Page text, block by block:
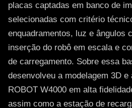
placas captadas em banco de
selecionadas com critério
enquadramentos, luz e ângulos
inserção do robô em escala e
de carregamento. Sobre essa
desenvolveu a modelagem 3D
ROBOT W4000 em alta
assim como a estação de